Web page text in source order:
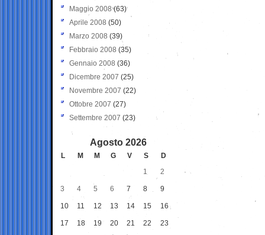
Maggio 2008(63)
Aprile 2008 (50)
Marzo 2008 (39)
Febbraio 2008 (35)
Gennaio 2008 (36)
Dicembre 2007 (25)
Novembre 2007 (22)
Ottobre 2007 (27)
Settembre 2007 (23)
Agosto 2026
L M M G V S
D
1
2
3 4 5 6 7 8 9
10 11 12 13 14 15 16
17 18 19 20 21 22 23